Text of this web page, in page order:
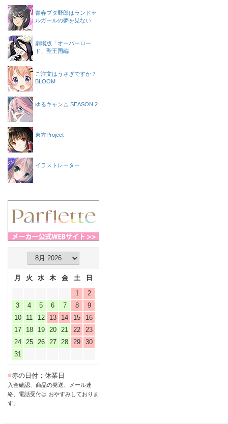
青春ブタ野郎はランドセ
ルガールの夢を見ない
劇場版「オーバーロー
ド」聖王国編
ご注文はうさぎですか？
BLOOM
ゆるキャン△ SEASON 2
東方Project
イラストレーター
月 火 水 木 金 土
日
1
2
3
4 5 6 7 8
9
10
11 12 13 14 15
16
17
18 19 20 21 22
23
24
25 26 27 28 29
30
31
■赤の日付：休業日
入金確認、商品の発送、メール連
絡、電話受付は おやすみしておりま
す。